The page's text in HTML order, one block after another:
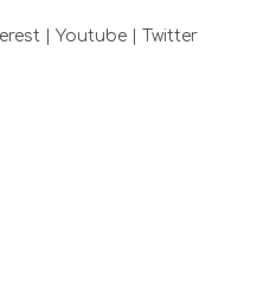
| Youtube | Twitter